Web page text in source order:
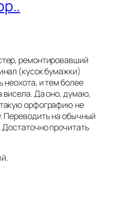
ремонтировавший
(кусок бумажки)
неохота, и тем более
висела. Да оно, думаю,
орфографию не
Переводить на обычный
Достаточно прочитать